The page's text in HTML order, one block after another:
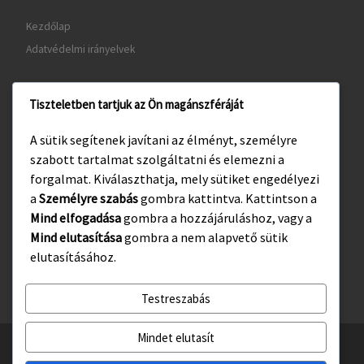
Kezdőlap
Adatvédelmi irányelvek
www.visitgyula.com
www.gyulakult.hu
Facebook Instagram
© 2026Gyulasport Nonprofit Kft.– All rights reserved
Tiszteletben tartjuk az Ön magánszféráját
A sütik segítenek javítani az élményt, személyre
szabott tartalmat szolgáltatni és elemezni a
forgalmat. Kiválaszthatja, mely sütiket engedélyezi
a Személyre szabásgombra kattintva. Kattintson a
Mind elfogadásagombra a hozzájáruláshoz, vagy a
Mind elutasításagombra a nem alapvető sütik
elutasításához.
Testreszabás
Mindet elutasít